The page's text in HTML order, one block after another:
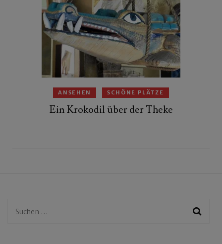
ANSEHEN SCHÖNE PLÄTZE
Ein Krokodil über der Theke
Suchen